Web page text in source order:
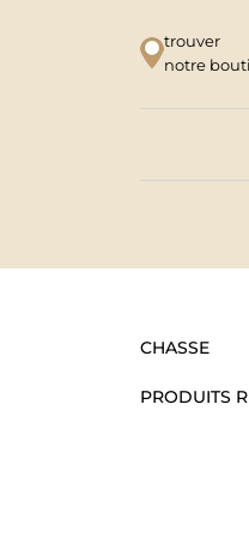
trouver
notre
CHASSE
PRODUITS